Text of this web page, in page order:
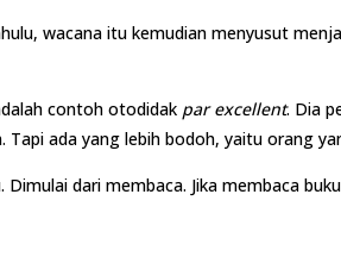
wacana itu kemudian menyusut
contoh otodidak par excellent. Dia
ada yang lebih bodoh, yaitu orang
dari membaca. Jika membaca